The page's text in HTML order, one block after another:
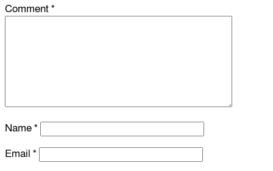
Comment*
Name*
Email *